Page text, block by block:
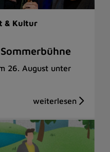
& Kultur
26. August unter